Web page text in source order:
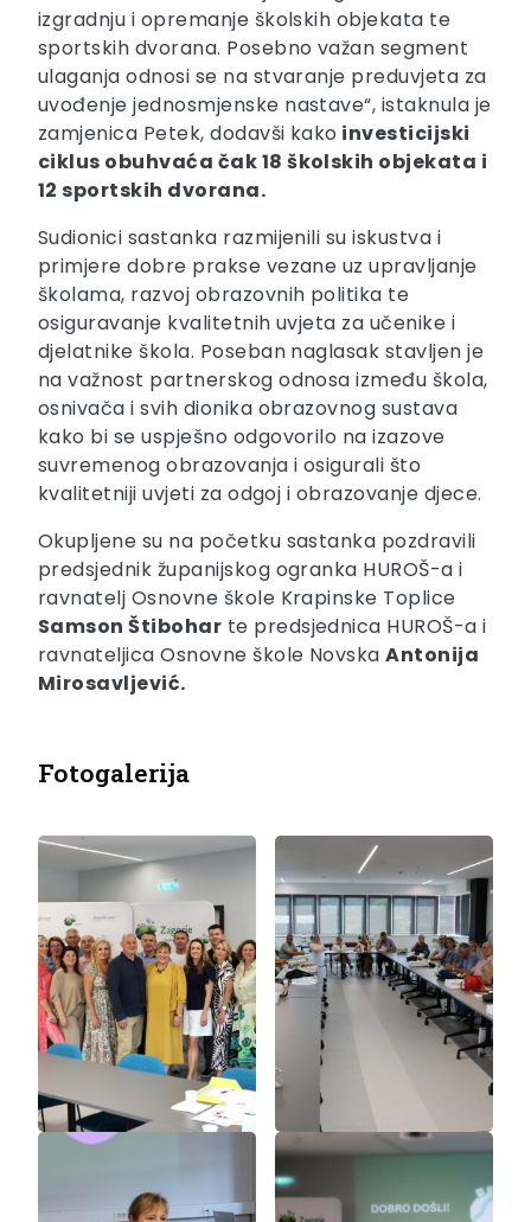
izgradnju i opremanje školskih objekata te
sportskih dvorana. Posebno važan segment
ulaganja odnosi se na stvaranje preduvjeta za
uvođenje jednosmjenske nastave“, istaknula je
zamjenica Petek, dodavši kako investicijski
ciklus obuhvaća čak 18 školskih objekata i
12 sportskih dvorana.
Sudionici sastanka razmijenili su iskustva i
primjere dobre prakse vezane uz upravljanje
školama, razvoj obrazovnih politika te
osiguravanje kvalitetnih uvjeta za učenike i
djelatnike škola. Poseban naglasak stavljen je
na važnost partnerskog odnosa između škola,
osnivača i svih dionika obrazovnog sustava
kako bi se uspješno odgovorilo na izazove
suvremenog obrazovanja i osigurali što
kvalitetniji uvjeti za odgoj i obrazovanje djece.
Okupljene su na početku sastanka pozdravili
predsjednik županijskog ogranka HUROŠ-a i
ravnatelj Osnovne škole Krapinske Toplice
Samson Štibohar te predsjednica HUROŠ-a i
ravnateljica Osnovne škole NovskaAntonija
Mirosavljević.
Fotogalerija